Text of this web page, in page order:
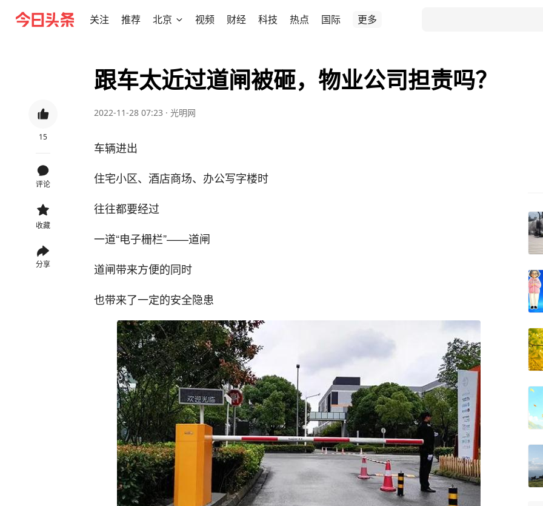
关注 推荐 北京 视频 财经 科技 热点 国际 更多
15
评论
收藏
分享
跟车太近过道闸被砸，物业公司担责吗？
2022-11-28 07:23 · 光明网
车辆进出
住宅小区、酒店商场、办公写字楼时
往往都要经过
一道“电子栅栏”——道闸
道闸带来方便的同时
也带来了一定的安全隐患